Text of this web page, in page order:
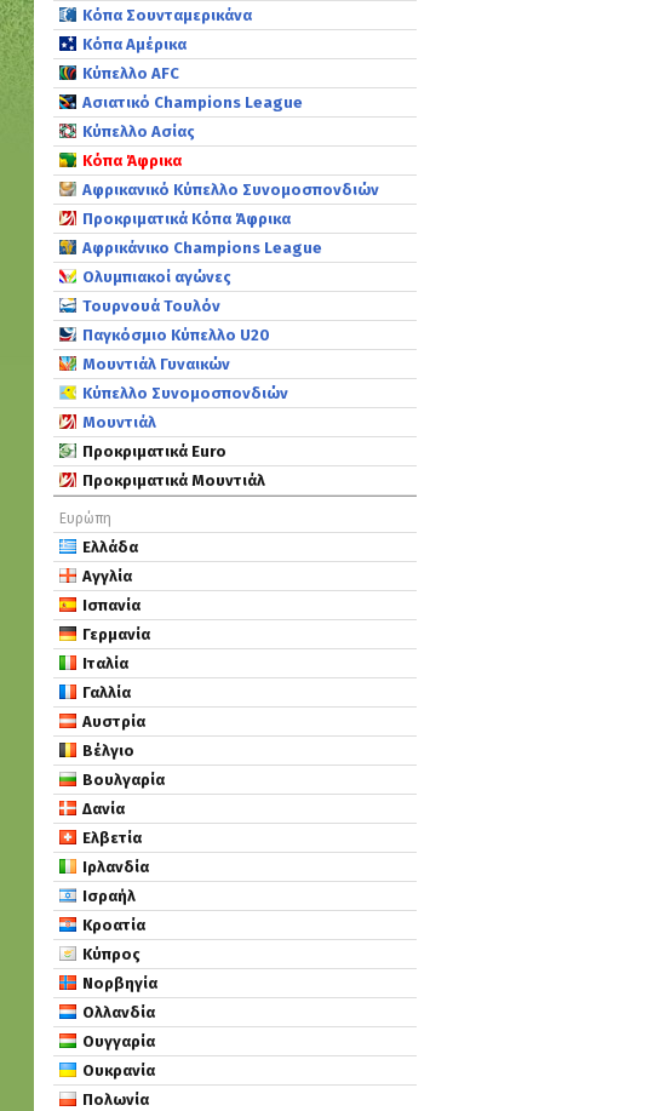
Κόπα Σουνταμερικάνα
Κόπα Αμέρικα
Κύπελλο AFC
Ασιατικό Champions League
Κύπελλο Ασίας
Κόπα Άφρικα
Αφρικανικό Κύπελλο Συνομοσπονδιών
Προκριματικά Κόπα Άφρικα
Αφρικάνικο Champions League
Ολυμπιακοί αγώνες
Τουρνουά Τουλόν
Παγκόσμιο Κύπελλο U20
Μουντιάλ Γυναικών
Κύπελλο Συνομοσπονδιών
Μουντιάλ
Προκριματικά Euro
Προκριματικά Μουντιάλ
Ευρώπη
Ελλάδα
Αγγλία
Ισπανία
Γερμανία
Ιταλία
Γαλλία
Αυστρία
Βέλγιο
Βουλγαρία
Δανία
Ελβετία
Ιρλανδία
Ισραήλ
Κροατία
Κύπρος
Νορβηγία
Ολλανδία
Ουγγαρία
Ουκρανία
Πολωνία